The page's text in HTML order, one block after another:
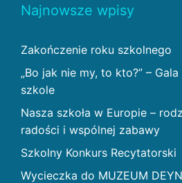
Najnowsze wpisy
Zakończenie roku szkolnego
„Bo jak nie my, to kto?” –
szkole
Nasza szkoła w Europie –
radości i wspólnej zabawy
Szkolny Konkurs Recytatorski
Wycieczka do MUZEUM